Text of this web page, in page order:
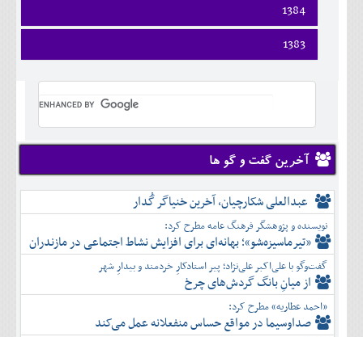
بهمن
اسفند
آذر
دی
بهمن
مهر
آبان
آذر
دی
بهمن
مرداد
شهريور
مهر
آبان
آذر
خرداد
تير
مرداد
شهريور
مهر
دی
بهمن
اسفند
فروردين
ارديبهشت
خرداد
تير
مرداد
آبان
آذر
دی
بهمن
اسفند
1384
فروردين
ارديبهشت
خرداد
شهريور
مهر
آبان
آذر
دی
بهمن
اسفند
1383
فروردين
تير
مرداد
شهريور
مهر
آبان
آذر
دی
بهمن
اسفند
آخرین گفت و گو ها
عبدالعلی شکارچیان، آخرین خنیاگر گُدار
نویسنده و پژوهشگر فرهنگ عامه مطرح کرد:
«تیرماسیزه‌شو»؛ بهانه‌ای برای افزایش نشاط اجتماعی در مازندران
گفت‌وگو با علی‌اکبر علی‌نژاد؛ پیر استادکارِ خردمند و بیدارِ شهر
از میانِ بانگ گردش‌های چرخ
«احمد عطاریه» مطرح کرد:
صداوسیما در مواقع حساس منفعلانه عمل می‌کند